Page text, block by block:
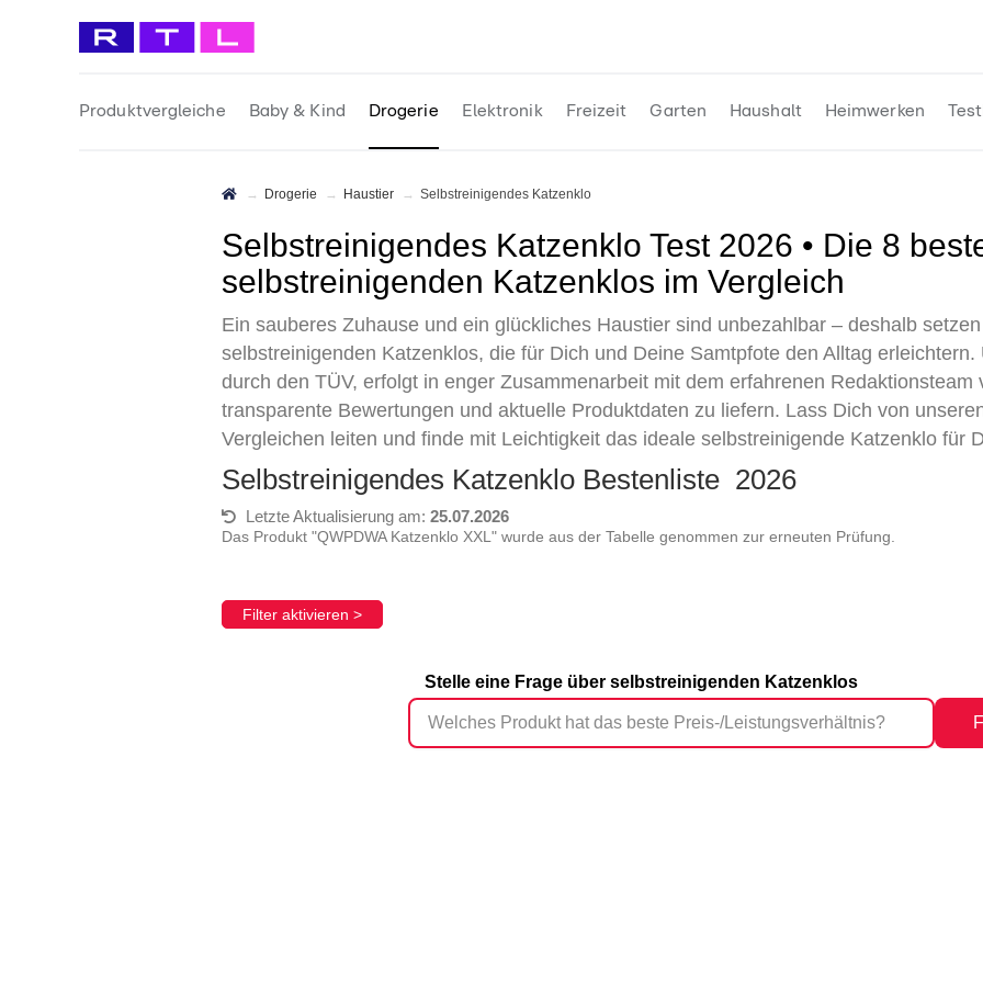
Produktvergleiche Baby & Kind Drogerie Elektronik Freizeit Garten Haushalt Heimwerken
Drogerie Haustier Selbstreinigendes Katzenklo
Selbstreinigendes Katzenklo Test 2026 • Die 8 besten
selbstreinigenden Katzenklos im Vergleich
Ein sauberes Zuhause und ein glückliches Haustier sind unbezahlbar – deshalb
selbstreinigenden Katzenklos, die für Dich und Deine Samtpfote den Alltag
durch den TÜV, erfolgt in enger Zusammenarbeit mit dem erfahrenen Redaktionsteam
transparente Bewertungen und aktuelle Produktdaten zu liefern. Lass Dich von
Vergleichen leiten und finde mit Leichtigkeit das ideale selbstreinigende Katzenklo für
Selbstreinigendes Katzenklo Bestenliste 2026
Letzte Aktualisierung am: 25.07.2026
Das Produkt "QWPDWA Katzenklo XXL" wurde aus der Tabelle genommen zur erneuten Prüfung.
Filter aktivieren >
Stelle eine Frage über selbstreinigenden Katzenklos